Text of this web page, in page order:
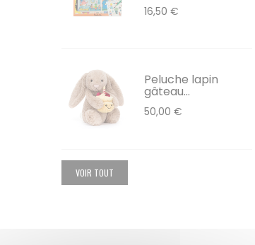
16,50 €
Peluche lapin
gâteau...
50,00 €
VOIR TOUT